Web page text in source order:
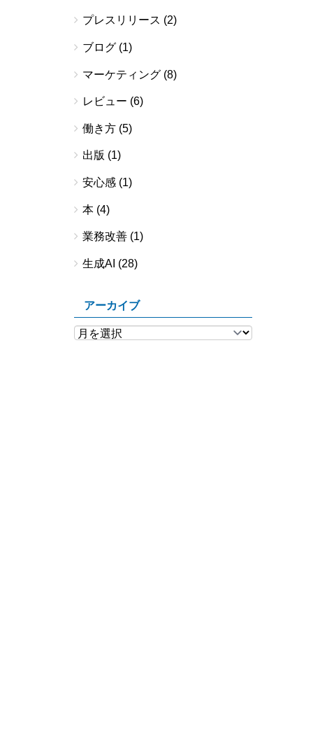
プレスリリース (2)
ブログ(1)
マーケティング(8)
レビュー (6)
働き方(5)
出版 (1)
安心感(1)
本(4)
業務改善(1)
生成AI (28)
アーカイブ